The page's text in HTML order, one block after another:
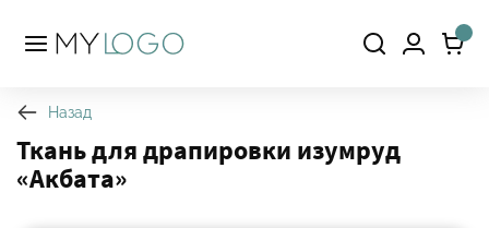
Назад
Ткань для драпировки изумруд
«Акбата»